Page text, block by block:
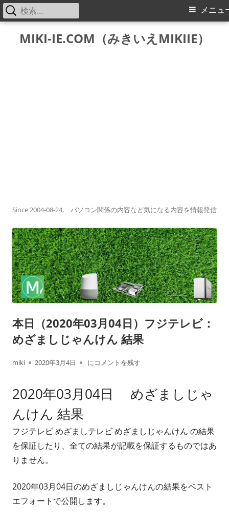
MIKI-IE.COM（みきいえMIKIIE）
Since 2004-08-24, パソコン関係の内容など気になる内容を情報発信
メ
メニュ
検
索:
本日（2020年03月04日）フジテレビ：
めざましじゃんけん 結果
作
者
miki
公
日
2020年3月4日 本日（2020年03月04日）フジテレビ： めざま
にコメントを残す
2020年03月04日 めざましじゃ
んけん 結果
フジテレビ めざましテレビ めざましじゃんけん の結果
を保証したり、全ての結果が記載を保証するものではあ
りません。
2020年03月04日のめざましじゃんけんの結果をベスト
エフォートで公開します。